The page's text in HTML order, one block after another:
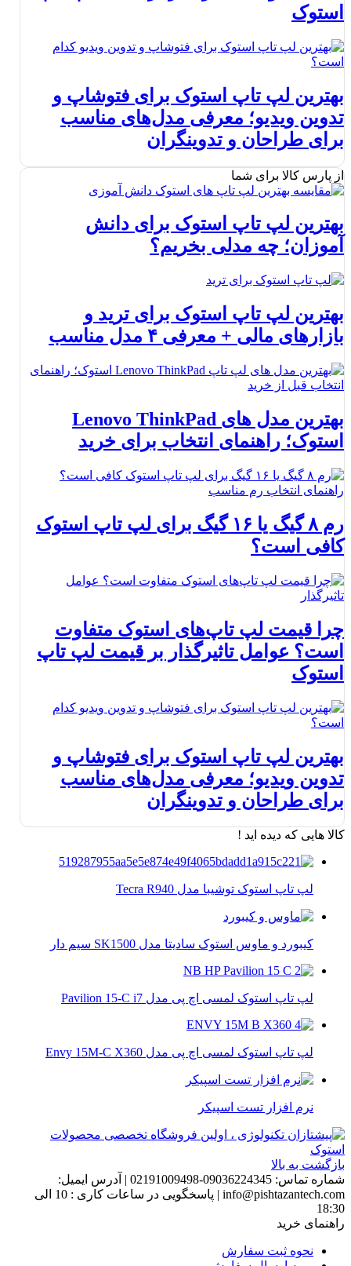
استوک
بهترین لپ تاپ استوک برای فتوشاپ و
تدوین ویدیو؛ معرفی مدل‌های مناسب
برای طراحان و تدوینگران
از پارس کالا برای شما
بهترین لپ تاپ استوک برای دانش
آموزان؛ چه مدلی بخریم؟
بهترین لپ تاپ استوک برای ترید و
بازارهای مالی + معرفی ۴ مدل مناسب
بهترین مدل های Lenovo ThinkPad
استوک؛ راهنمای انتخاب برای خرید
رم ۸ گیگ یا ۱۶ گیگ برای لپ تاپ استوک
کافی است؟
چرا قیمت لپ تاپ‌های استوک متفاوت
است؟ عوامل تاثیرگذار بر قیمت لپ تاپ
استوک
بهترین لپ تاپ استوک برای فتوشاپ و
تدوین ویدیو؛ معرفی مدل‌های مناسب
برای طراحان و تدوینگران
کالا هایی که دیده اید !
لپ تاپ استوک توشیبا مدل Tecra R940
کیبورد و ماوس استوک سادیتا مدل SK1500 سیم دار
لپ تاپ استوک لمسی اچ پی مدل Pavilion 15-C i7
لپ تاپ استوک لمسی اچ پی مدل Envy 15M-C X360
نرم افزار تست اسپیکر
بازگشت به بالا
شماره تماس: 09036224345-02191009498
| آدرس ایمیل:
info@pishtazantech.com
|
پاسخگویی در ساعات کاری : 10 الی
18:30
راهنمای خرید
نحوه ثبت سفارش